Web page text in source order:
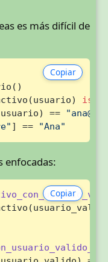
es más difícil de
Copiar
is
==
] == "Ana"
enfocadas:
Copiar